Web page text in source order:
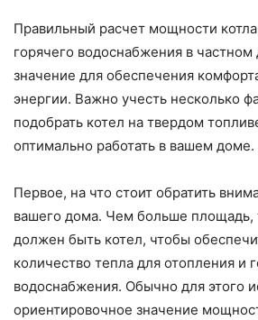
Правильный расчет мощности
горячего водоснабжения в
значение для обеспечения
энергии. Важно учесть несколько
подобрать котел на твердом
оптимально работать в вашем доме.
Первое, на что стоит обратить
вашего дома. Чем больше
должен быть котел, чтобы
количество тепла для отопления и
водоснабжения. Обычно для этого
ориентировочное значение